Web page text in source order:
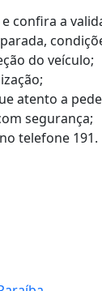
confira a
do veículo;
atento a
segurança;
telefone 191.